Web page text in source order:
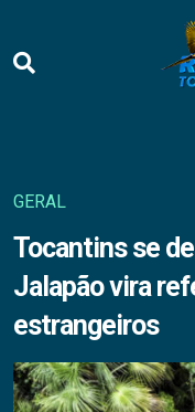
GERAL
Tocantins se
Jalapão vira
estrangeiros